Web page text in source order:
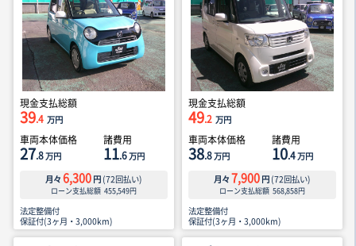
現金支払総額
39.4 万円
車両本体価格
27.8万円
諸費用
11.6万円
月々 6,300 円 (72回払い)
ローン支払総額 455,549円
法定整備付
保証付(3ヶ月・3,000km)
現金支払総額
49.2 万円
車両本体価格
38.8万円
諸費用
10.4万円
月々 7,900 円 (72回払い)
ローン支払総額 568,858円
法定整備付
保証付(3ヶ月・3,000km)